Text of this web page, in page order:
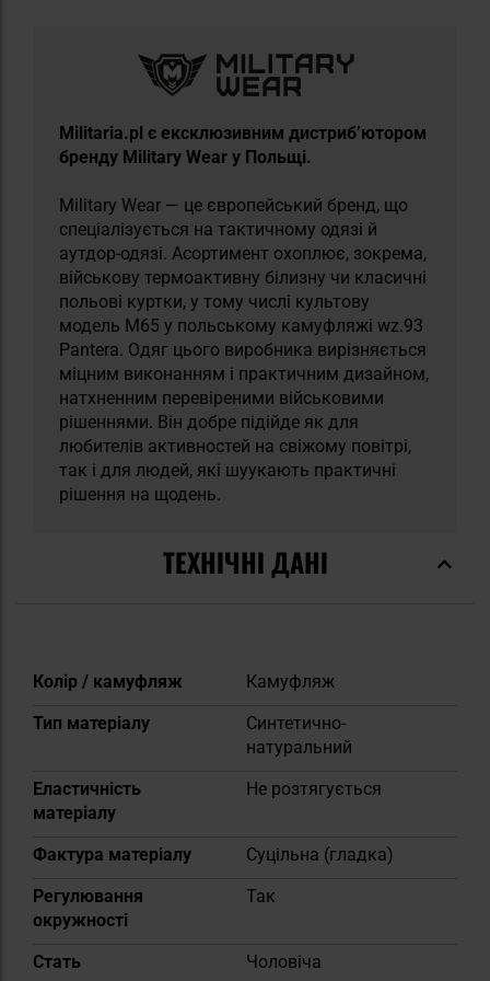
Militaria.pl є ексклюзивним дистриб’ютором
бренду Military Wear у Польщі.
Military Wear — це європейський бренд, що
спеціалізується на тактичному одязі й
аутдор-одязі. Асортимент охоплює, зокрема,
військову термоактивну білизну чи класичні
польові куртки, у тому числі культову
модель M65 у польському камуфляжі wz.93
Pantera. Одяг цього виробника вирізняється
міцним виконанням і практичним дизайном,
натхненним перевіреними військовими
рішеннями. Він добре підійде як для
любителів активностей на свіжому повітрі,
так і для людей, які шуукають практичні
рішення на щодень.
ТЕХНІЧНІ ДАНІ
Докладніше
Колір / камуфляж
Камуфляж
Тип матеріалу
Синтетично-
натуральний
Еластичність
матеріалу
Не розтягується
Фактура матеріалу
Суцільна (гладка)
Регулювання
окружності
Так
Cтать Чоловіча